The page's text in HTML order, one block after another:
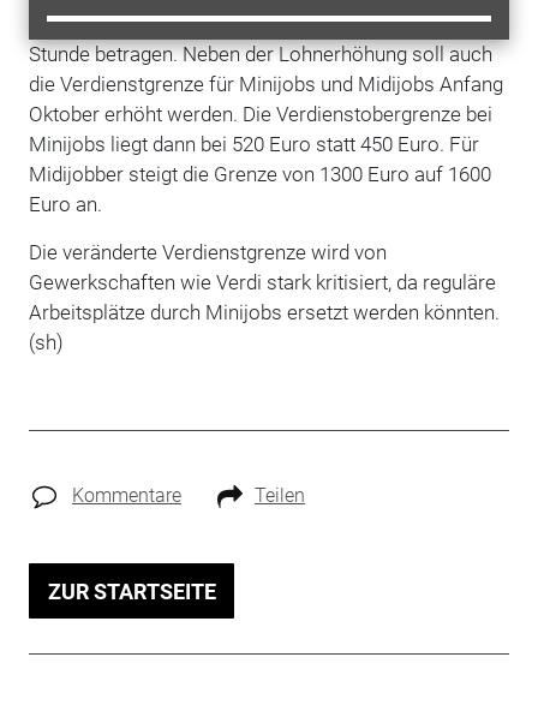
Bundesarbeitsminister Hubertus Heil zwölf Euro pro
Stunde betragen. Neben der Lohnerhöhung soll auch
die Verdienstgrenze für Minijobs und Midijobs Anfang
Oktober erhöht werden. Die Verdienstobergrenze bei
Minijobs liegt dann bei 520 Euro statt 450 Euro. Für
Midijobber steigt die Grenze von 1300 Euro auf 1600
Euro an.
Die veränderte Verdienstgrenze wird von
Gewerkschaften wie Verdi stark kritisiert, da reguläre
Arbeitsplätze durch Minijobs ersetzt werden könnten.
(sh)
Kommentare Teilen
ZUR STARTSEITE